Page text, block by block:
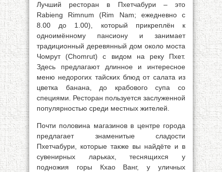
Лучший ресторан в Пхетчабури – это
Rabieng Rimnum (Rim Nam; ежедневно с
8.00 до 1.00), который прикреплён к
одноимённому пансиону и занимает
традиционный деревянный дом около моста
Чомрут (Chomrut) с видом на реку Пхет.
Здесь предлагают длинное и интересное
меню недорогих тайских блюд от салата из
цветка банана, до крабового супа со
специями. Ресторан пользуется заслуженной
популярностью среди местных жителей.
Почти половина магазинов в центре города
предлагает знаменитые сладости
Пхетчабури, которые также вы найдёте и в
сувенирных ларьках, теснящихся у
подножия горы Кхао Ванг, у уличных